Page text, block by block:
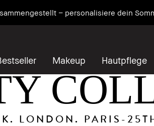
– personalisiere dein
Makeup Hautpflege
LONDON. PARIS-